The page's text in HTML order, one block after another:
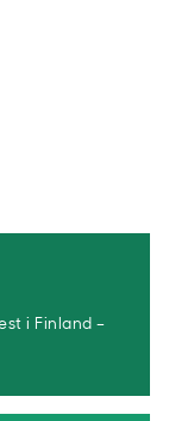
i Finland –